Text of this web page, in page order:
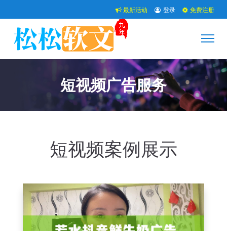
最新活动 登录 免费注册
短视频广告服务
短视频案例展示